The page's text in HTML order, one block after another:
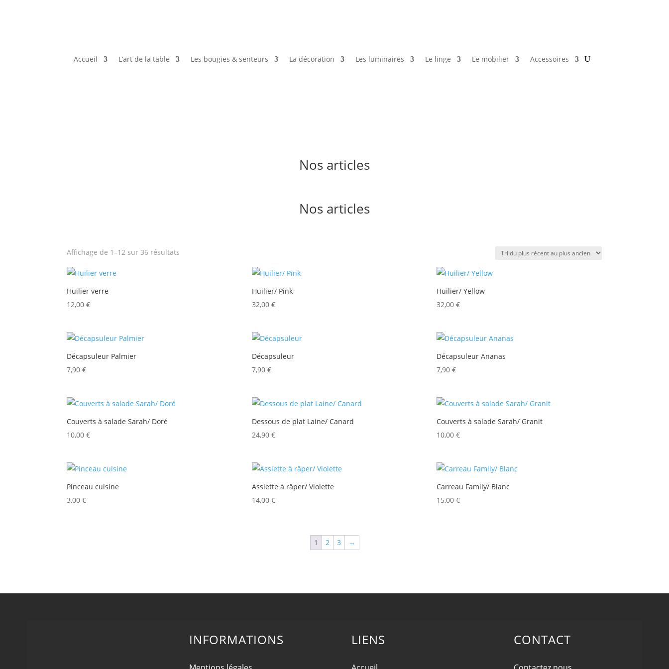
Accueil L’art de la table Les bougies & senteurs La décoration Les luminaires Le linge Le mobilier Accessoires
Nos articles
Nos articles
Affichage de 1–12 sur 36 résultats
Huilier verre
12,00€
Huilier/ Pink
32,00 €
Huilier/ Yellow
32,00€
Décapsuleur Palmier
7,90€
Décapsuleur
7,90 €
Décapsuleur Ananas
7,90€
Couverts à salade Sarah/ Doré
10,00€
Dessous de plat Laine/ Canard
24,90 €
Couverts à salade Sarah/ Granit
10,00€
Pinceau cuisine
3,00€
Assiette à râper/ Violette
14,00 €
Carreau Family/ Blanc
15,00€
1 2 3 →
INFORMATIONS LIENS CONTACT